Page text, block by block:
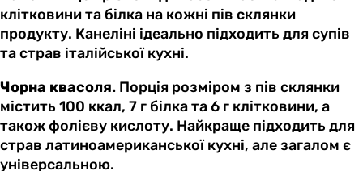
клітковини та білка на кожні пів склянки
продукту. Канеліні ідеально підходить для супів
та страв італійської кухні.
Чорна квасоля. Порція розміром з пів склянки
містить 100 ккал, 7 г білка та 6 г клітковини, а
також фолієву кислоту. Найкраще підходить для
страв латиноамериканської кухні, але загалом є
універсальною.